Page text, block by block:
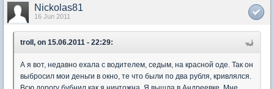
Nickolas81
16 Jun 2011
troll, on 15.06.2011 - 22:29:
А я вот, недавно ехала с водителем, седым, на красной оде. Так он
выбросил мои деньги в окно, те что были по два рубля, кривлялся.